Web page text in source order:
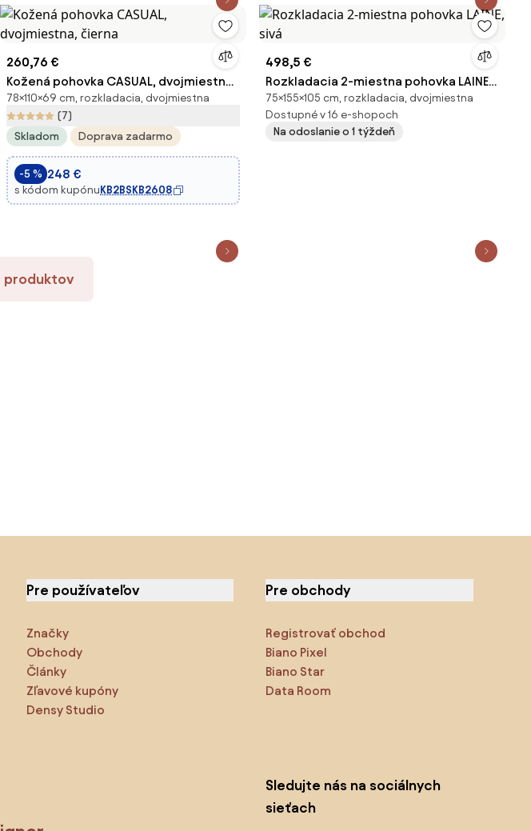
260,76 €
Kožená pohovka CASUAL, dvojmiestna,
čierna
78×110×69 cm, rozkladacia, dvojmiestna
(7)
Skladom
Doprava zadarmo
-5 % 248 €
s kódom kupónu KB2BSKB2608
498,5 €
Rozkladacia 2-miestna pohovka LAINE,
sivá
75×155×105 cm, rozkladacia, dvojmiestna
Dostupné v 16 e-shopoch
Na odoslanie o 1 týždeň
produktov
Pre používateľov
Značky
Obchody
Články
Zľavové kupóny
Densy Studio
Pre obchody
Registrovať obchod
Biano Pixel
Biano Star
Data Room
Sledujte nás na sociálnych
sieťach